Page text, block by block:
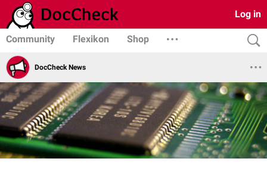
Log in
Community Flexikon Shop
DocCheck News